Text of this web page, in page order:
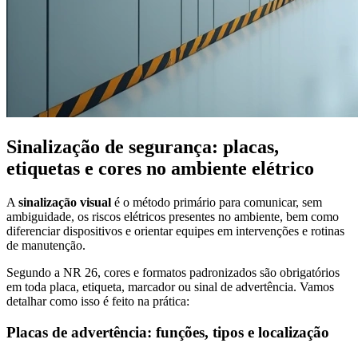
Sinalização de segurança: placas,
etiquetas e cores no ambiente elétrico
A sinalização visual é o método primário para comunicar, sem
ambiguidade, os riscos elétricos presentes no ambiente, bem como
diferenciar dispositivos e orientar equipes em intervenções e rotinas
de manutenção.
Segundo a NR 26, cores e formatos padronizados são obrigatórios
em toda placa, etiqueta, marcador ou sinal de advertência. Vamos
detalhar como isso é feito na prática:
Placas de advertência: funções, tipos e localização